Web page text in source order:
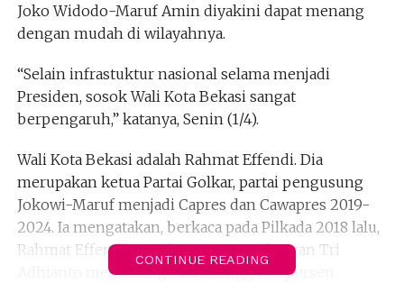
Joko Widodo-Maruf Amin diyakini dapat menang
dengan mudah di wilayahnya.
“Selain infrastuktur nasional selama menjadi
Presiden, sosok Wali Kota Bekasi sangat
berpengaruh,” katanya, Senin (1/4).
Wali Kota Bekasi adalah Rahmat Effendi. Dia
merupakan ketua Partai Golkar, partai pengusung
Jokowi-Maruf menjadi Capres dan Cawapres 2019-
2024. Ia mengatakan, berkaca pada Pilkada 2018 lalu,
Rahmat Effendi yang berpasangan dengan Tri
Adhianto mendulang suara hingga 68 persen.
CONTINUE READING